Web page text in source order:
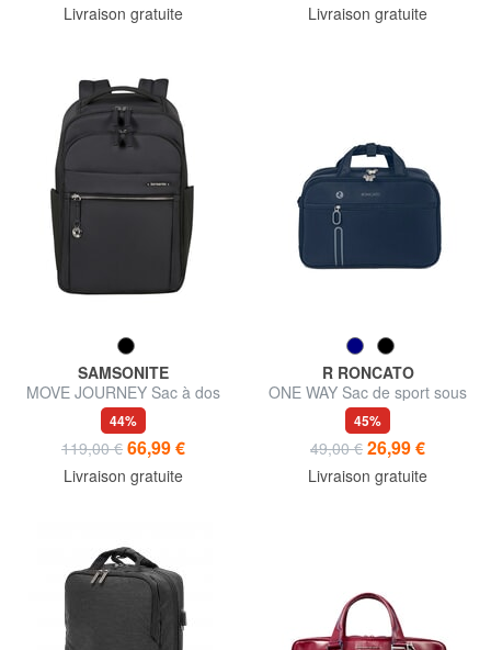
Livraison gratuite Livraison gratuite
SAMSONITE
MOVE JOURNEY Sac à dos
XS, sous-siège
44%
119,00 € 66,99 €
Livraison gratuite
R RONCATO
ONE WAY Sac de sport sous
le siège
45%
49,00 € 26,99 €
Livraison gratuite